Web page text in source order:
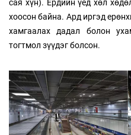
сая хүн). Ердийн үед хөл
хоосон байна. Ард иргэд
хамгаалах дадал болон
тогтмол зүүдэг болсон.